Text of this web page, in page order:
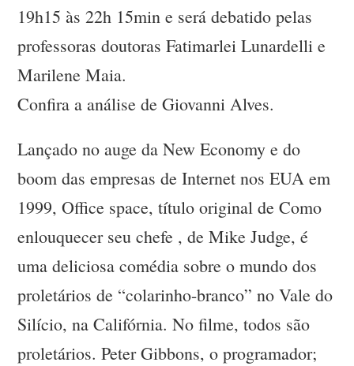
19h15 às 22h 15min e será debatido pelas
professoras doutoras Fatimarlei Lunardelli e
Marilene Maia.
Confira a análise de Giovanni Alves.
Lançado no auge da New Economy e do
boom das empresas de Internet nos EUA em
1999, Office space, título original de Como
enlouquecer seu chefe , de Mike Judge, é
uma deliciosa comédia sobre o mundo dos
proletários de “colarinho-branco” no Vale do
Silício, na Califórnia. No filme, todos são
proletários. Peter Gibbons, o programador;